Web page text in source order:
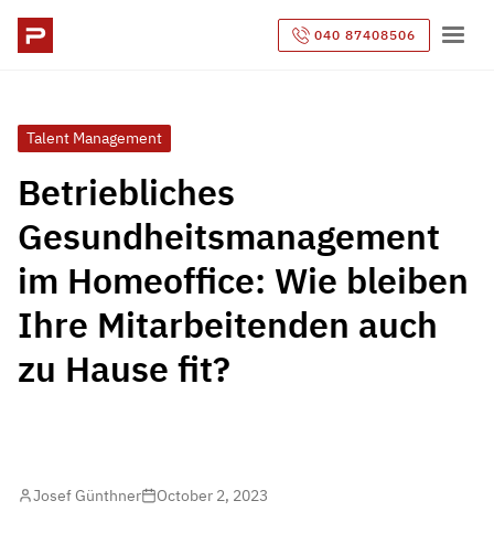
040 87408506
Talent Management
Betriebliches
Gesundheitsmanagement
im Homeoffice: Wie bleiben
Ihre Mitarbeitenden auch
zu Hause fit?
Josef Günthner October 2, 2023